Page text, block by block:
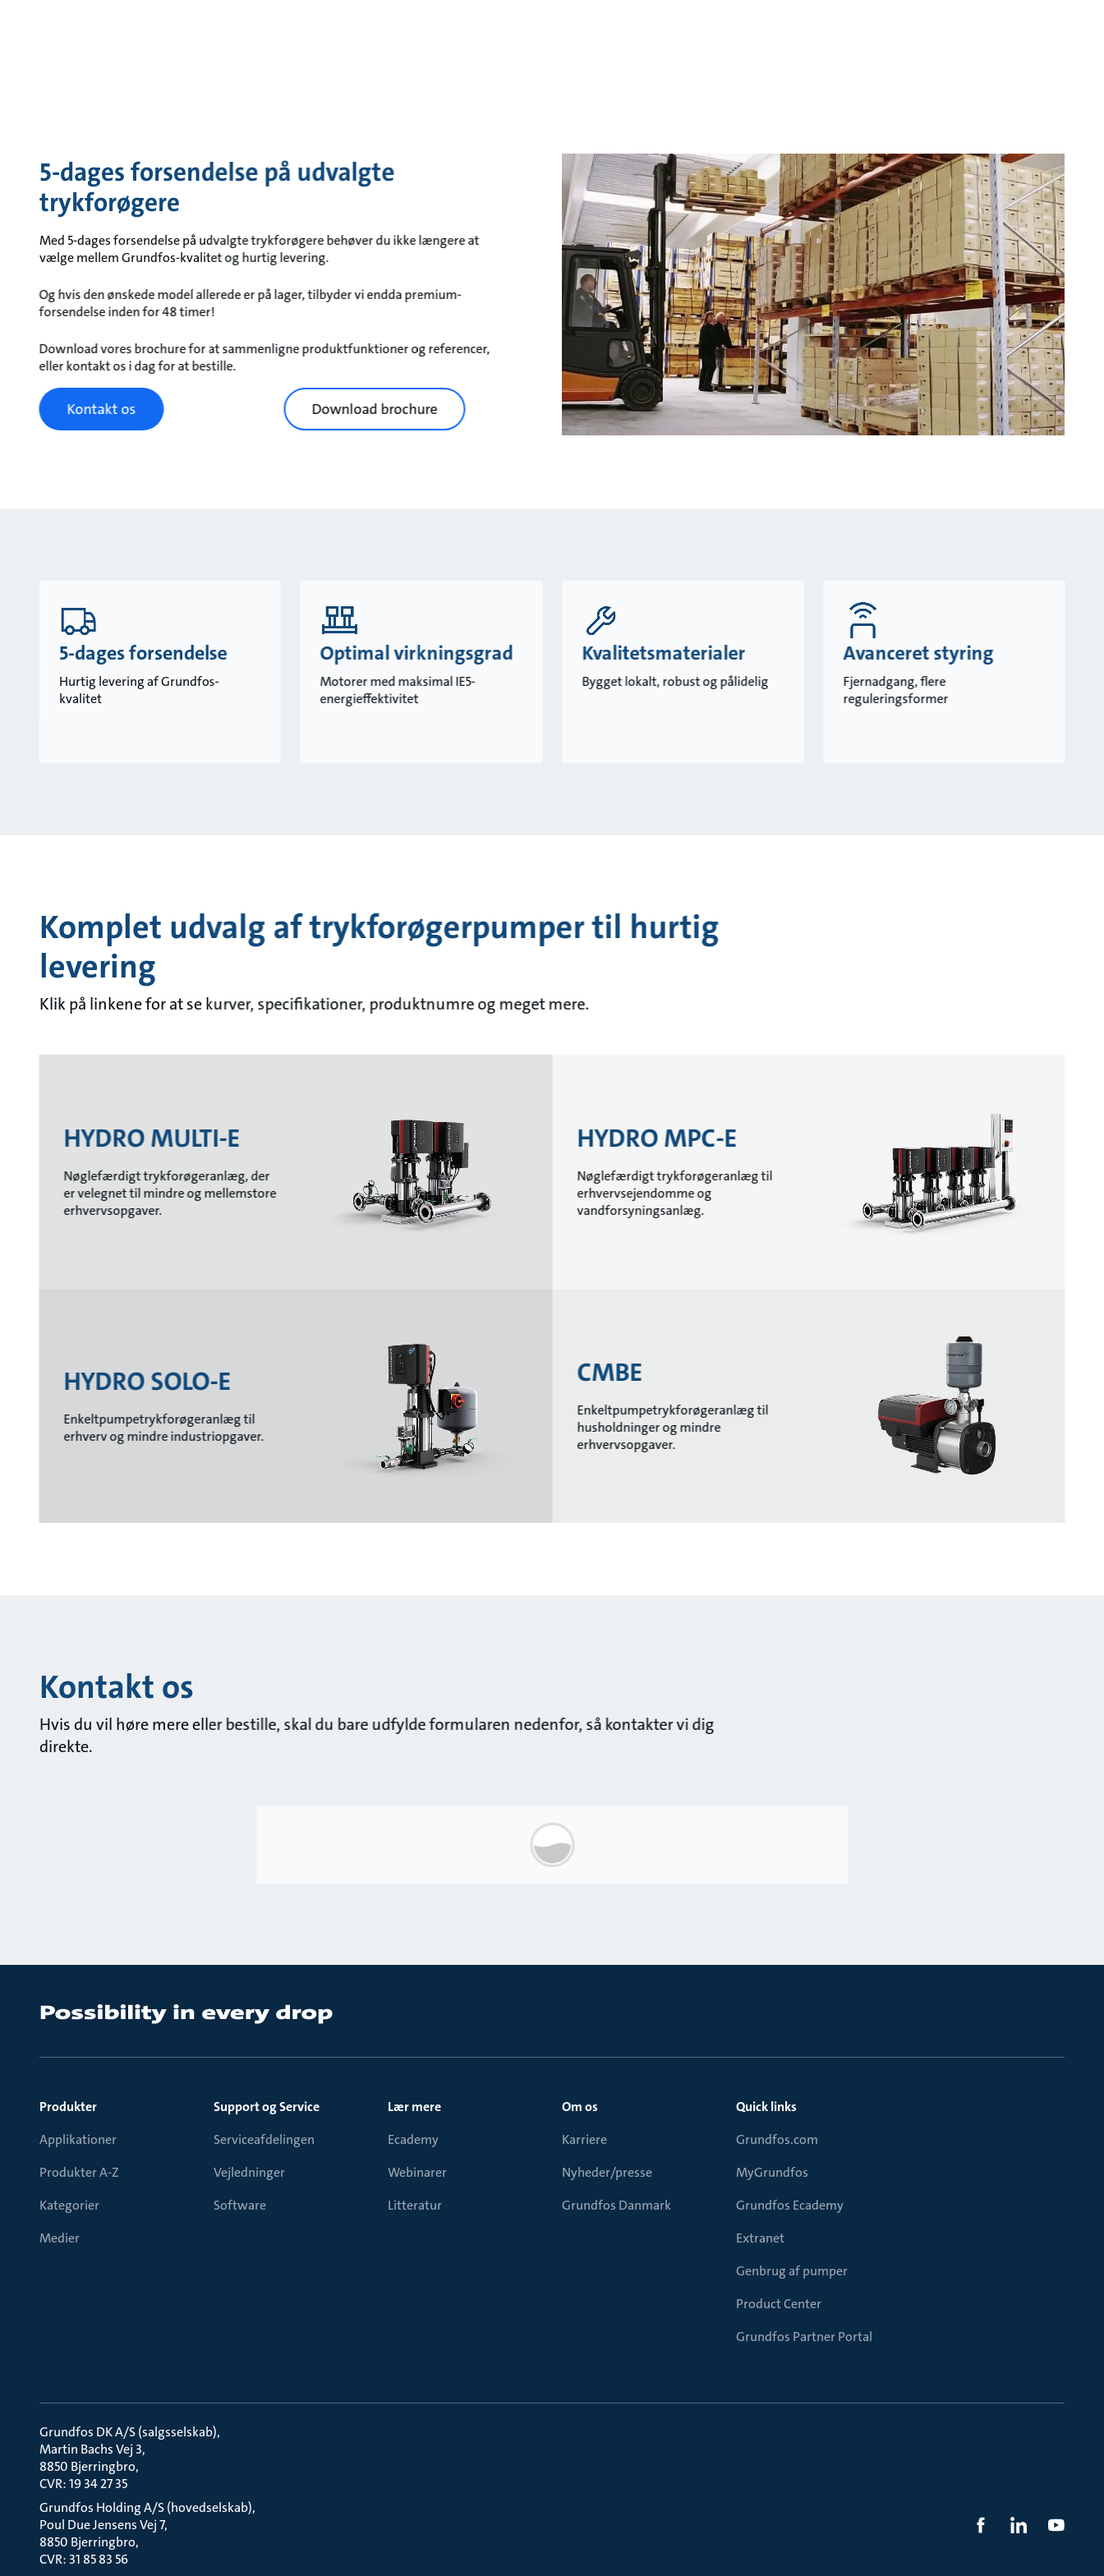
5-dages forsendelse på udvalgte
trykforøgere
Med 5-dages forsendelse på udvalgte trykforøgere behøver du ikke længere at
vælge mellem Grundfos-kvalitet og hurtig levering.
Og hvis den ønskede model allerede er på lager, tilbyder vi endda premium-
forsendelse inden for 48 timer!
Download vores brochure for at sammenligne produktfunktioner og referencer,
eller kontakt os i dag for at bestille.
Kontakt os Download brochure
5-dages forsendelse
Hurtig levering af Grundfos-
kvalitet
Optimal virkningsgrad
Motorer med maksimal IE5-
energieffektivitet
Kvalitetsmaterialer
Bygget lokalt, robust og pålidelig
Avanceret styring
Fjernadgang, flere
reguleringsformer
Komplet udvalg af trykforøgerpumper til hurtig
levering
Klik på linkene for at se kurver, specifikationer, produktnumre og meget mere.
HYDRO MULTI-E
Nøglefærdigt trykforøgeranlæg, der
er velegnet til mindre og mellemstore
erhvervsopgaver.
HYDRO SOLO-E
Enkeltpumpetrykforøgeranlæg til
erhverv og mindre industriopgaver.
HYDRO MPC-E
Nøglefærdigt trykforøgeranlæg til
erhvervsejendomme og
vandforsyningsanlæg.
CMBE
Enkeltpumpetrykforøgeranlæg til
husholdninger og mindre
erhvervsopgaver.
Kontakt os
Hvis du vil høre mere eller bestille, skal du bare udfylde formularen nedenfor, så kontakter vi dig
direkte.
Produkter
Applikationer
Produkter A-Z
Kategorier
Medier
Support og Service
Serviceafdelingen
Vejledninger
Software
Lær mere
Ecademy
Webinarer
Litteratur
Om os
Karriere
Nyheder/presse
Grundfos Danmark
Quick links
Grundfos.com
MyGrundfos
Grundfos Ecademy
Extranet
Genbrug af pumper
Product Center
Grundfos Partner Portal
Grundfos DK A/S (salgsselskab)
Martin Bachs Vej 3
8850 Bjerringbro
CVR: 19 34 27 35
Grundfos Holding A/S (hovedselskab)
Poul Due Jensens Vej 7
8850 Bjerringbro
CVR: 31 85 83 56